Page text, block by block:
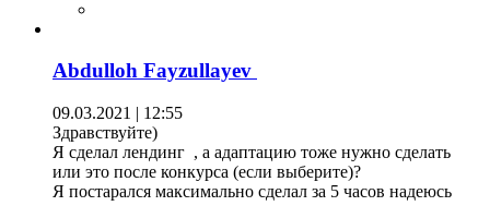
Abdulloh Fayzullayev
09.03.2021 | 12:55
Здравствуйте)
Я сделал лендинг , а адаптацию тоже нужно сделать
или это после конкурса (если выберите)?
Я постарался максимально сделал за 5 часов надеюсь